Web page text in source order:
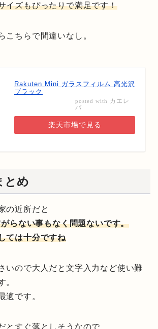
イズもぴったりで満足です！
こちらで間違いなし。
Rakuten Mini ガラスフィルム 高光沢
ブラック
posted with カエレ
バ
楽天市場で見る
とめ
の近所だと
らない事もなく問題ないです。
ては十分ですね
いので大人だと文字入力など使い難
。
適です。
とすぐ落としそうなので